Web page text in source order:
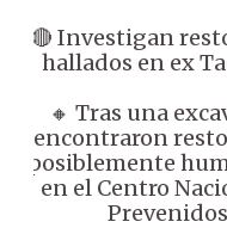
🔴 Investigan
hallados en ex
🔸 Tras una
encontraron
posiblemente
en el Centro